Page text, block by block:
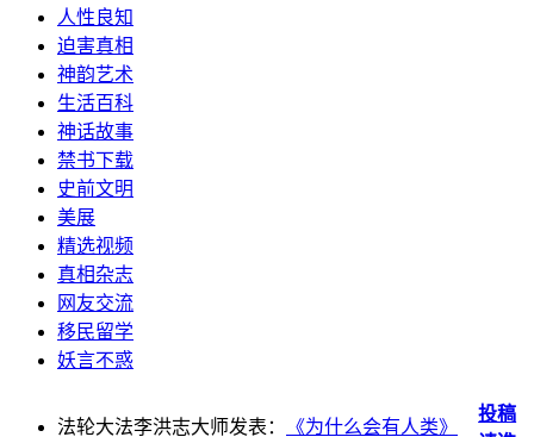
人性良知
迫害真相
神韵艺术
生活百科
神话故事
禁书下载
史前文明
美展
精选视频
真相杂志
网友交流
移民留学
妖言不惑
法轮大法李洪志大师发表：
《为什么会有人类》
投稿